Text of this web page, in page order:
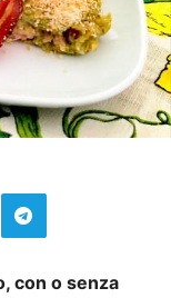
con o senza